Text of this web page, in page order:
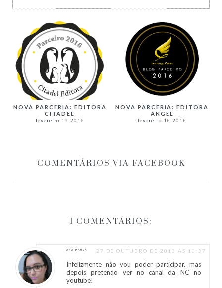
NOVA PARCERIA: EDITORA
CITADEL
fevereiro 19 2016
NOVA PARCERIA: EDITORA
ANGEL
fevereiro 16 2016
COMENTÁRIOS VIA FACEBOOK
1 COMENTÁRIOS:
ANA PAULA 27 DE OUTUBRO DE 2013 ÀS 10:37
Infelizmente não vou poder participar, mas
depois pretendo ver no canal da NC no
youtube!